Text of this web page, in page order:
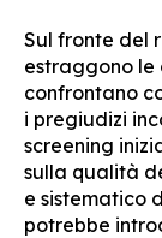
Sul fronte del
estraggono le
confrontano
i pregiudizi
screening
sulla qualità
e sistematico
potrebbe